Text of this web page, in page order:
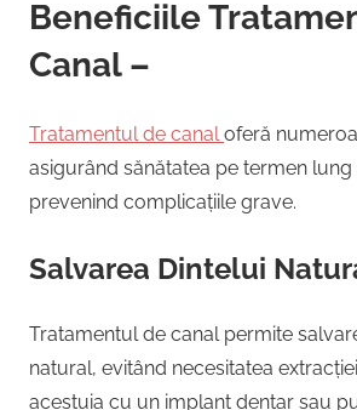
Beneficiile
Canal –
Tratamentul de canal oferă
asigurând sănătatea pe termen lung
prevenind complicațiile grave.
Salvarea Dintelui
Tratamentul de canal permite
natural, evitând necesitatea
acestuia cu un implant dentar sau